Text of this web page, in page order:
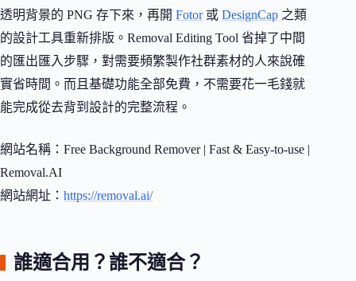
透明背景的 PNG 存下來，再開 Fotor或 DesignCap 之類
的設計工具重新排版。Removal Editing Tool 省掉了中間
的匯出匯入步驟，對需要頻繁製作社群素材的人來說確
實省時間。而且基礎功能全部免費，不需要花一毛錢就
能完成從去背到設計的完整流程。
網站名稱：Free Background Remover | Fast & Easy-to-use |
Removal.AI
網站網址： https://removal.ai/
誰適合用？誰不適合？